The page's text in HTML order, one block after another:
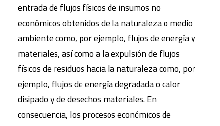
entrada de flujos físicos de insumos no
económicos obtenidos de la naturaleza o medio
ambiente como, por ejemplo, flujos de energía y
materiales, así como a la expulsión de flujos
físicos de residuos hacia la naturaleza como, por
ejemplo, flujos de energía degradada o calor
disipado y de desechos materiales. En
consecuencia, los procesos económicos de